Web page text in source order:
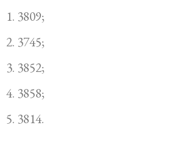
1. 3809;
2. 3745;
3. 3852;
4. 3858;
5. 3814.